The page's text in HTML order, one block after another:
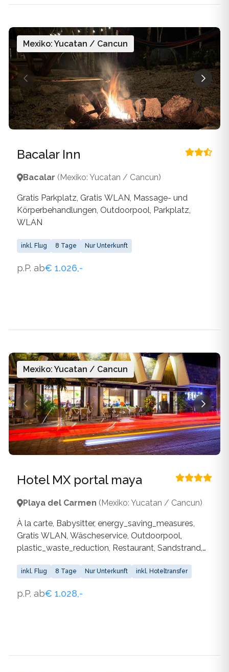
Mexiko: Yucatan / Cancun
Bacalar Inn
Bacalar (Mexiko: Yucatan / Cancun)
Gratis Parkplatz, Gratis WLAN, Massage- und
Körperbehandlungen, Outdoorpool, Parkplatz,
WLAN
inkl. Flug 8 Tage Nur Unterkunft
p.P. ab€ 1.026,-
Mexiko: Yucatan / Cancun
Hotel MX portal maya
Playa del Carmen (Mexiko: Yucatan / Cancun)
À la carte, Babysitter, energy_saving_measures,
Gratis WLAN, Wäscheservice, Outdoorpool,
plastic_waste_reduction, Restaurant, Sandstrand,
inkl. Flug 8 Tage Nur Unterkunft inkl. Hoteltransfer
p.P. ab€ 1.028,-